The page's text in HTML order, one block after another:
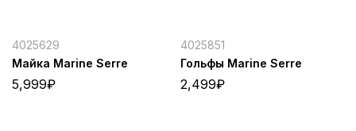
4025629
Майка Marine Serre
5,999₽
4025851
Гольфы Marine Serre
2,499₽